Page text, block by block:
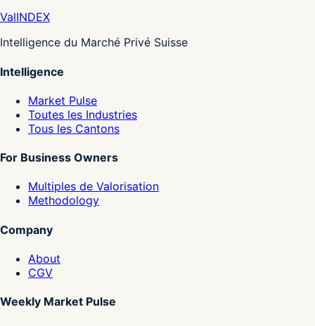
ValINDEX
Intelligence du Marché Privé Suisse
Intelligence
Market Pulse
Toutes les Industries
Tous les Cantons
For Business Owners
Multiples de Valorisation
Methodology
Company
About
CGV
Weekly Market Pulse